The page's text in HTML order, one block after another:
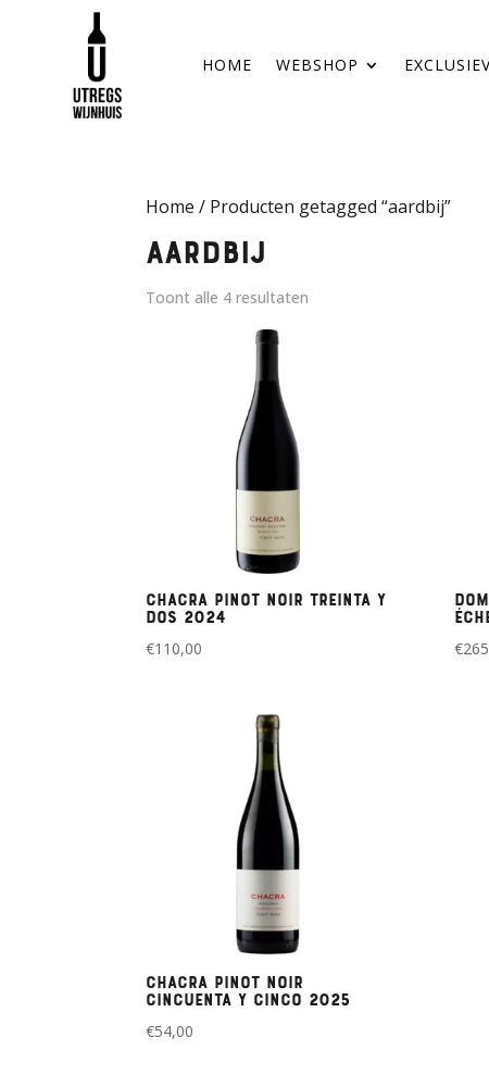
HOME WEBSHOP
Home / Producten getagged “aardbij”
aardbij
Toont alle 4 resultaten
Chacra Pinot Noir Treinta y
Dos 2024
€110,00 €
Chacra Pinot Noir
Cincuenta y Cinco 2025
€54,00